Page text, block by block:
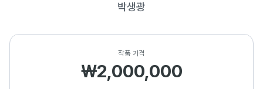
박생광
작품 가격
₩2,000,000